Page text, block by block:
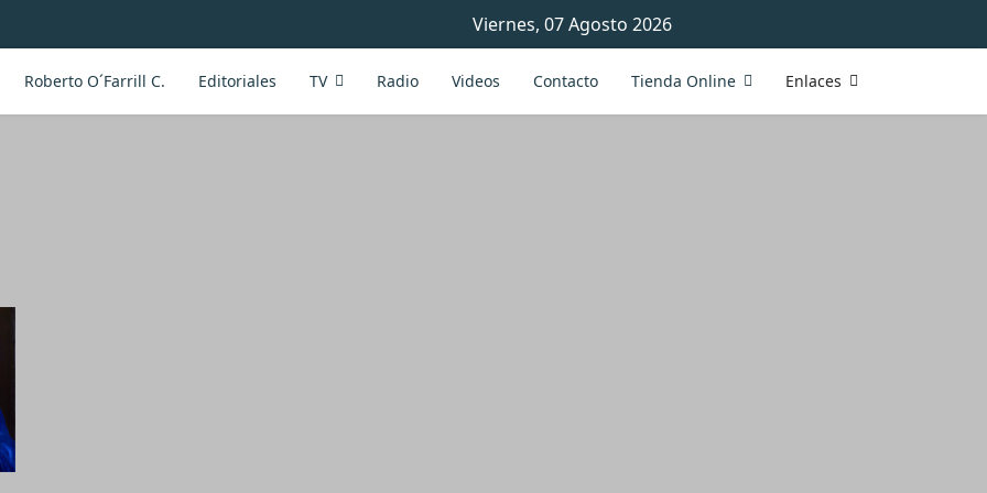
Viernes, 07 Agosto 2026
Roberto O´Farrill C. Editoriales TV Radio Videos Contacto Tienda Online Enlaces